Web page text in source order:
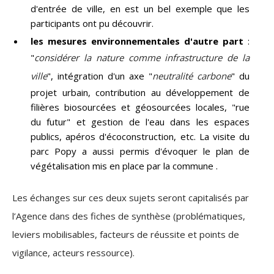
d'entrée de ville, en est un bel exemple que les
participants ont pu découvrir.
les mesures environnementales d'autre part :
"considérer la nature comme infrastructure de la
ville", intégration d'un axe "neutralité carbone" du
projet urbain, contribution au développement de
filières biosourcées et géosourcées locales, "rue
du futur" et gestion de l'eau dans les espaces
publics, apéros d'écoconstruction, etc. La visite du
parc Popy a aussi permis d'évoquer le plan de
végétalisation mis en place par la commune .
Les échanges sur ces deux sujets seront capitalisés par
l’Agence dans des fiches de synthèse (problématiques,
leviers mobilisables, facteurs de réussite et points de
vigilance, acteurs ressource).